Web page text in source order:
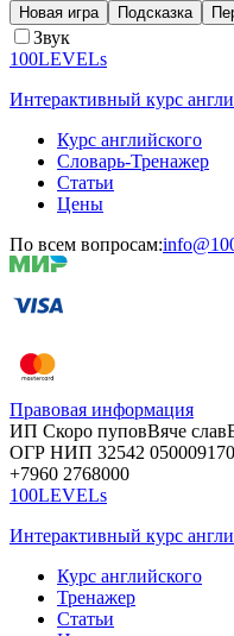
Новая игра Подсказка
Звук
100LEVELs
Интерактивный курс
Курс английского
Словарь-Тренажер
Статьи
Цены
По всем вопросам:
Правовая информация
ИП Скоро пуповВяче слав
ОГР НИП 32542 05000
+7960 2768000
100LEVELs
Интерактивный курс
Курс английского
Тренажер
Статьи